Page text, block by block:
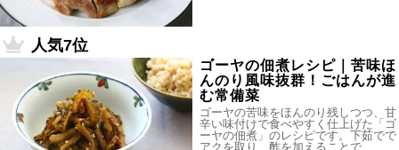
人気7位
ゴーヤの佃煮レシピ｜苦味ほ
んのり風味抜群！ごはんが進
む常備菜
ゴーヤの苦味をほんのり残しつつ、甘
辛い味付けで食べやすく仕上げた「ゴ
ーヤの佃煮」のレシピです。下茹でで
アクを取り、酢を加えることで…